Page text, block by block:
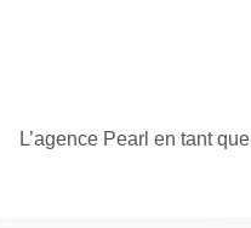
L’agence Pearl en tant que